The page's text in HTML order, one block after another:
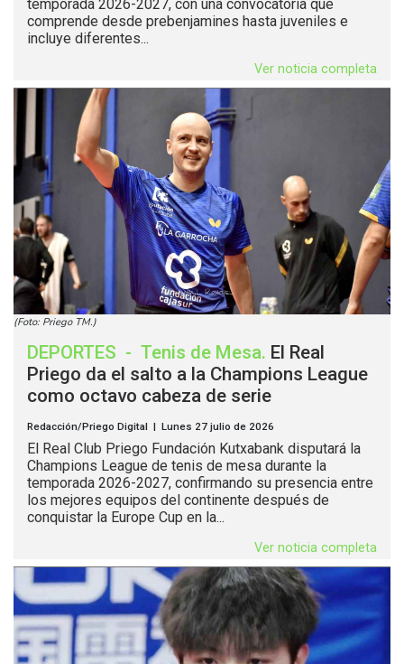
temporada 2026-2027, con una convocatoria que
comprende desde prebenjamines hasta juveniles e
incluye diferentes...
Ver noticia completa
(Foto: Priego TM.)
DEPORTES - Tenis de Mesa. El Real
Priego da el salto a la Champions League
como octavo cabeza de serie
Redacción/Priego Digital | Lunes 27 julio de 2026
El Real Club Priego Fundación Kutxabank disputará la
Champions League de tenis de mesa durante la
temporada 2026-2027, confirmando su presencia entre
los mejores equipos del continente después de
conquistar la Europe Cup en la...
Ver noticia completa